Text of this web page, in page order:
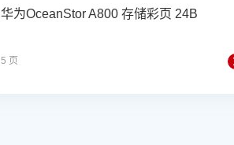
华为OceanStor A800 存储彩页 24B
5 页